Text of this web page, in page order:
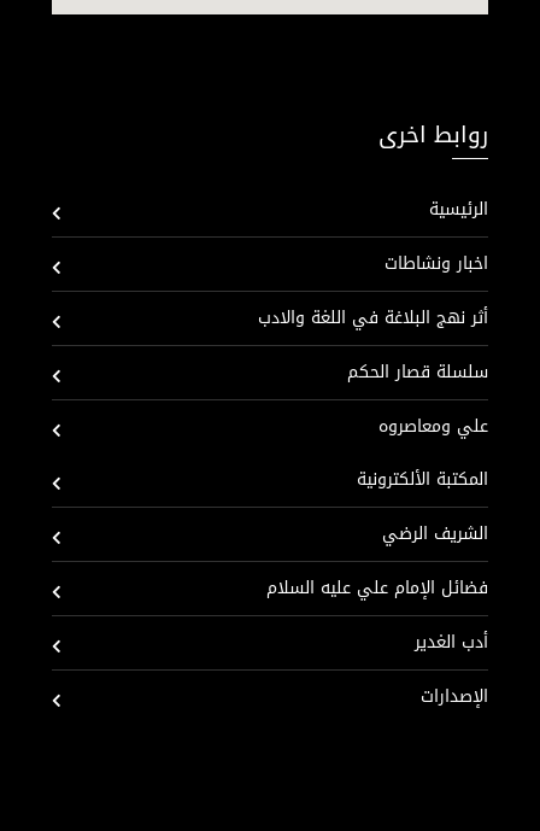
روابط اخرى
الرئيسية
اخبار ونشاطات
أثر نهج البلاغة في اللغة والادب
سلسلة قصار الحكم
علي ومعاصروه
المكتبة الألكترونية
الشريف الرضي
فضائل الإمام علي عليه السلام
أدب الغدير
الإصدارات